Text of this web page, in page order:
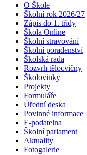
O Škole
Školní rok 2026/27
Zápis do 1. třídy
Škola Online
Školní stravování
Školní poradenství
Školská rada
Rozvrh tělocvičny
Školovinky
Projekty
Formuláře
Úřední deska
Povinné informace
E-podatelna
Školní parlament
Aktuality
Fotogalerie